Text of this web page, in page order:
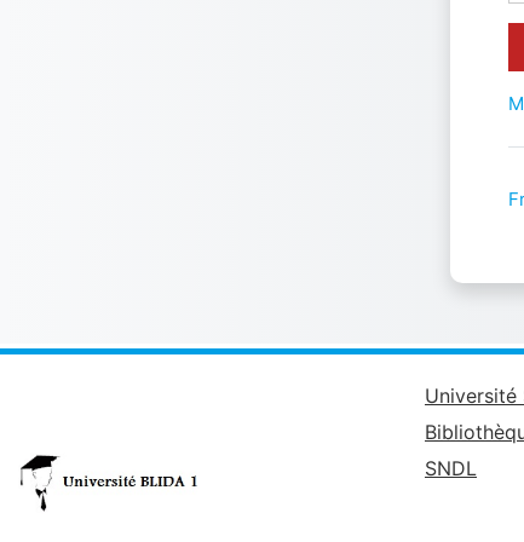
Université
SNDL